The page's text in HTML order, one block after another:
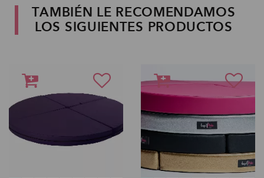
TAMBIÉN LE RECOMENDAMOS
LOS SIGUIENTES PRODUCTOS